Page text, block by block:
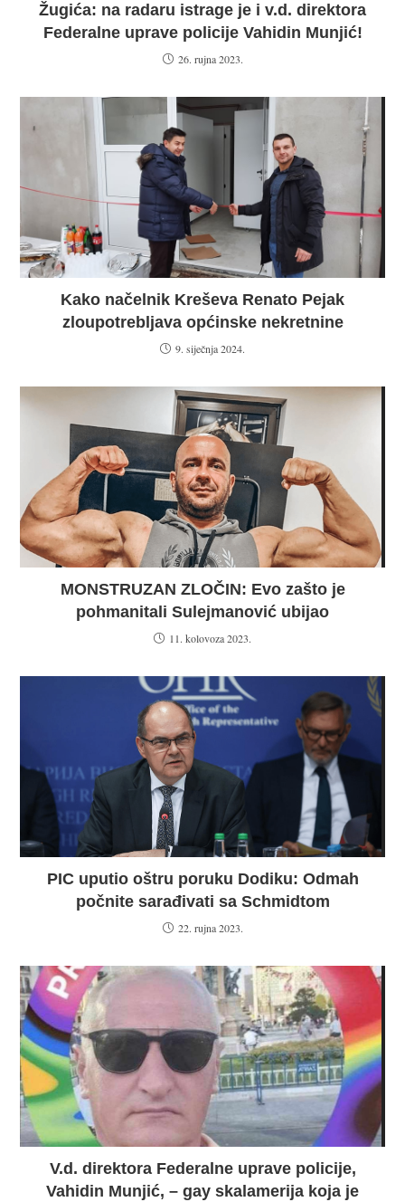
Žugića: na radaru istrage je i v.d. direktora
Federalne uprave policije Vahidin Munjić!
26. rujna 2023.
Kako načelnik Kreševa Renato Pejak
zloupotrebljava općinske nekretnine
9. siječnja 2024.
MONSTRUZAN ZLOČIN: Evo zašto je
pohmanitali Sulejmanović ubijao
11. kolovoza 2023.
PIC uputio oštru poruku Dodiku: Odmah
počnite sarađivati sa Schmidtom
22. rujna 2023.
V.d. direktora Federalne uprave policije,
Vahidin Munjić, – gay skalamerija koja je